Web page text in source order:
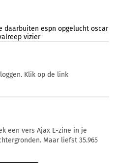
daarbuiten espn opgelucht oscar
vizier
Klik op de link
een vers Ajax E-zine in je
Maar liefst 35.965